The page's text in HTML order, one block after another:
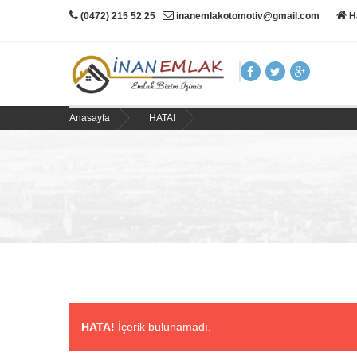
(0472) 215 52 25 inanemlakotomotiv@gmail.com
Anasayfa HATA!
HATA! İçerik bulunamadı.